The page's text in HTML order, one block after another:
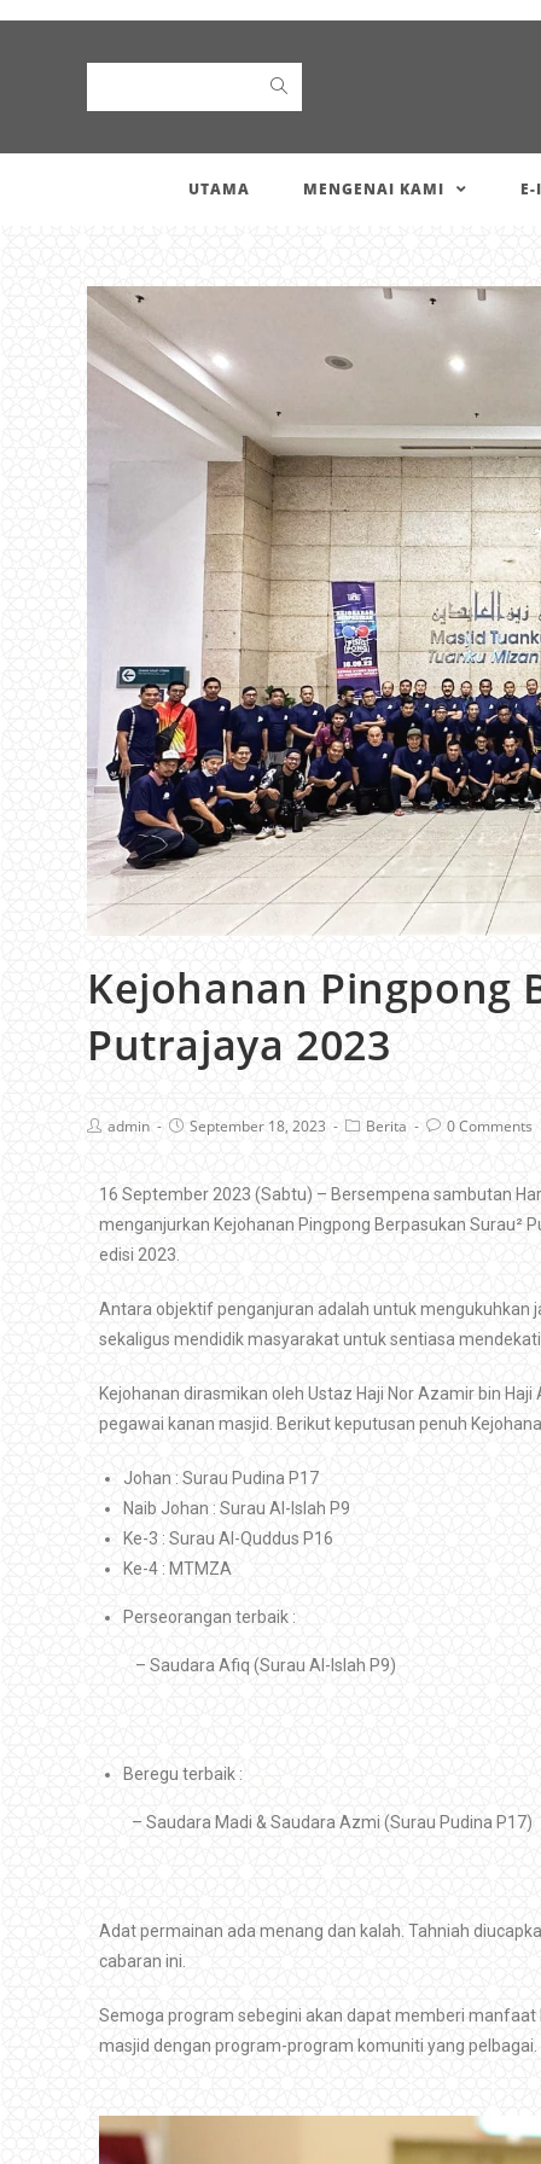
UTAMA MENGENAI KAMI
Kejohanan Pingpong
Putrajaya 2023
admin September 18, 2023 Berita 0 Comments
16 September 2023 (Sabtu) – Bersempena sambutan
menganjurkan Kejohanan Pingpong Berpasukan Surau²
edisi 2023.
Antara objektif penganjuran adalah untuk mengukuhkan
sekaligus mendidik masyarakat untuk sentiasa mendekati
Kejohanan dirasmikan oleh Ustaz Haji Nor Azamir bin
pegawai kanan masjid. Berikut keputusan penuh
Johan : Surau Pudina P17
Naib Johan : Surau Al-Islah P9
Ke-3 : Surau Al-Quddus P16
Ke-4 : MTMZA
Perseorangan terbaik :
– Saudara Afiq (Surau Al-Islah P9)
Beregu terbaik :
– Saudara Madi & Saudara Azmi (Surau Pudina P17)
Adat permainan ada menang dan kalah. Tahniah
cabaran ini.
Semoga program sebegini akan dapat memberi
masjid dengan program-program komuniti yang pelbagai.